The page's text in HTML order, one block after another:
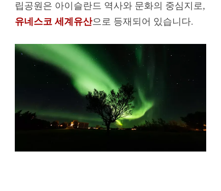
립공원은 아이슬란드 역사와 문화의 중심지로,
유네스코 세계유산으로 등재되어 있습니다.